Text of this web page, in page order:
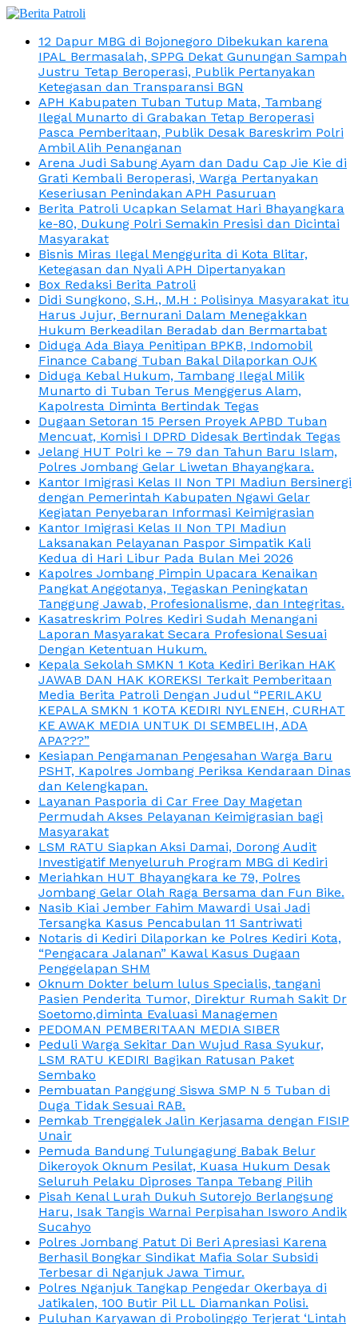
12 Dapur MBG di Bojonegoro Dibekukan karena
IPAL Bermasalah, SPPG Dekat Gunungan Sampah
Justru Tetap Beroperasi, Publik Pertanyakan
Ketegasan dan Transparansi BGN
APH Kabupaten Tuban Tutup Mata, Tambang
Ilegal Munarto di Grabakan Tetap Beroperasi
Pasca Pemberitaan, Publik Desak Bareskrim Polri
Ambil Alih Penanganan
Arena Judi Sabung Ayam dan Dadu Cap Jie Kie di
Grati Kembali Beroperasi, Warga Pertanyakan
Keseriusan Penindakan APH Pasuruan
Berita Patroli Ucapkan Selamat Hari Bhayangkara
ke-80, Dukung Polri Semakin Presisi dan Dicintai
Masyarakat
Bisnis Miras Ilegal Menggurita di Kota Blitar,
Ketegasan dan Nyali APH Dipertanyakan
Box Redaksi Berita Patroli
Didi Sungkono, S.H., M.H : Polisinya Masyarakat itu
Harus Jujur, Bernurani Dalam Menegakkan
Hukum Berkeadilan Beradab dan Bermartabat
Diduga Ada Biaya Penitipan BPKB, Indomobil
Finance Cabang Tuban Bakal Dilaporkan OJK
Diduga Kebal Hukum, Tambang Ilegal Milik
Munarto di Tuban Terus Menggerus Alam,
Kapolresta Diminta Bertindak Tegas
Dugaan Setoran 15 Persen Proyek APBD Tuban
Mencuat, Komisi I DPRD Didesak Bertindak Tegas
Jelang HUT Polri ke – 79 dan Tahun Baru Islam,
Polres Jombang Gelar Liwetan Bhayangkara.
Kantor Imigrasi Kelas II Non TPI Madiun Bersinergi
dengan Pemerintah Kabupaten Ngawi Gelar
Kegiatan Penyebaran Informasi Keimigrasian
Kantor Imigrasi Kelas II Non TPI Madiun
Laksanakan Pelayanan Paspor Simpatik Kali
Kedua di Hari Libur Pada Bulan Mei 2026
Kapolres Jombang Pimpin Upacara Kenaikan
Pangkat Anggotanya, Tegaskan Peningkatan
Tanggung Jawab, Profesionalisme, dan Integritas.
Kasatreskrim Polres Kediri Sudah Menangani
Laporan Masyarakat Secara Profesional Sesuai
Dengan Ketentuan Hukum.
Kepala Sekolah SMKN 1 Kota Kediri Berikan HAK
JAWAB DAN HAK KOREKSI Terkait Pemberitaan
Media Berita Patroli Dengan Judul “PERILAKU
KEPALA SMKN 1 KOTA KEDIRI NYLENEH, CURHAT
KE AWAK MEDIA UNTUK DI SEMBELIH, ADA
APA???”
Kesiapan Pengamanan Pengesahan Warga Baru
PSHT, Kapolres Jombang Periksa Kendaraan Dinas
dan Kelengkapan.
Layanan Pasporia di Car Free Day Magetan
Permudah Akses Pelayanan Keimigrasian bagi
Masyarakat
LSM RATU Siapkan Aksi Damai, Dorong Audit
Investigatif Menyeluruh Program MBG di Kediri
Meriahkan HUT Bhayangkara ke 79, Polres
Jombang Gelar Olah Raga Bersama dan Fun Bike.
Nasib Kiai Jember Fahim Mawardi Usai Jadi
Tersangka Kasus Pencabulan 11 Santriwati
Notaris di Kediri Dilaporkan ke Polres Kediri Kota,
“Pengacara Jalanan” Kawal Kasus Dugaan
Penggelapan SHM
Oknum Dokter belum lulus Specialis, tangani
Pasien Penderita Tumor, Direktur Rumah Sakit Dr
Soetomo,diminta Evaluasi Managemen
PEDOMAN PEMBERITAAN MEDIA SIBER
Peduli Warga Sekitar Dan Wujud Rasa Syukur,
LSM RATU KEDIRI Bagikan Ratusan Paket
Sembako
Pembuatan Panggung Siswa SMP N 5 Tuban di
Duga Tidak Sesuai RAB.
Pemkab Trenggalek Jalin Kerjasama dengan FISIP
Unair
Pemuda Bandung Tulungagung Babak Belur
Dikeroyok Oknum Pesilat, Kuasa Hukum Desak
Seluruh Pelaku Diproses Tanpa Tebang Pilih
Pisah Kenal Lurah Dukuh Sutorejo Berlangsung
Haru, Isak Tangis Warnai Perpisahan Isworo Andik
Sucahyo
Polres Jombang Patut Di Beri Apresiasi Karena
Berhasil Bongkar Sindikat Mafia Solar Subsidi
Terbesar di Nganjuk Jawa Timur.
Polres Nganjuk Tangkap Pengedar Okerbaya di
Jatikalen, 100 Butir Pil LL Diamankan Polisi.
Puluhan Karyawan di Probolinggo Terjerat ‘Lintah